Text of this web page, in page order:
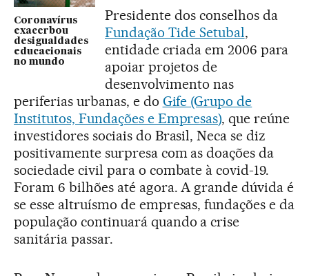
Coronavírus
exacerbou
desigualdades
educacionais
no mundo
Presidente dos conselhos da
Fundação Tide Setubal,
entidade criada em 2006 para
apoiar projetos de
desenvolvimento nas
periferias urbanas, e do Gife (Grupo de
Institutos, Fundações e Empresas), que reúne
investidores sociais do Brasil, Neca se diz
positivamente surpresa com as doações da
sociedade civil para o combate à covid-19.
Foram 6 bilhões até agora. A grande dúvida é
se esse altruísmo de empresas, fundações e da
população continuará quando a crise
sanitária passar.